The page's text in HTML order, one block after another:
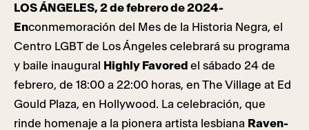
LOS ÁNGELES, 2 de febrero de 2024-
Enconmemoración del Mes de la Historia Negra, el
Centro LGBT de Los Ángeles celebrará su programa
y baile inaugural
Highly Favored el sábado 24 de
febrero, de 18:00 a 22:00 horas, en The Village at Ed
Gould Plaza, en Hollywood. La celebración, que
rinde homenaje a la pionera artista lesbiana Raven-